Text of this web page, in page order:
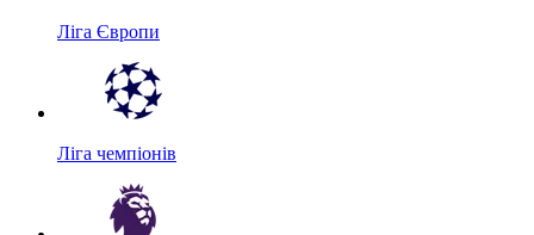
Ліга Європи
Ліга чемпіонів